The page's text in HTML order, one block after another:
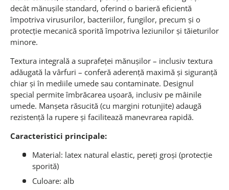
decât mănușile standard, oferind o barieră eficientă
împotriva virusurilor, bacteriilor, fungilor, precum și o
protecție mecanică sporită împotriva leziunilor și tăieturilor
minore.
Textura integrală a suprafeței mănușilor – inclusiv textura
adăugată la vârfuri – conferă aderență maximă și siguranță
chiar și în mediile umede sau contaminate. Designul
special permite îmbrăcarea ușoară, inclusiv pe mâinile
umede. Manșeta răsucită (cu margini rotunjite) adaugă
rezistență la rupere și facilitează manevrarea rapidă.
Caracteristici principale:
Material: latex natural elastic, pereți groși (protecție
sporită)
Culoare: alb